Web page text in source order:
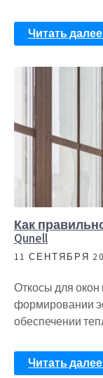
Читать
Как
Qunell
11 СЕНТЯБРЯ
Откосы для окон
формировании
обеспечении
Читать